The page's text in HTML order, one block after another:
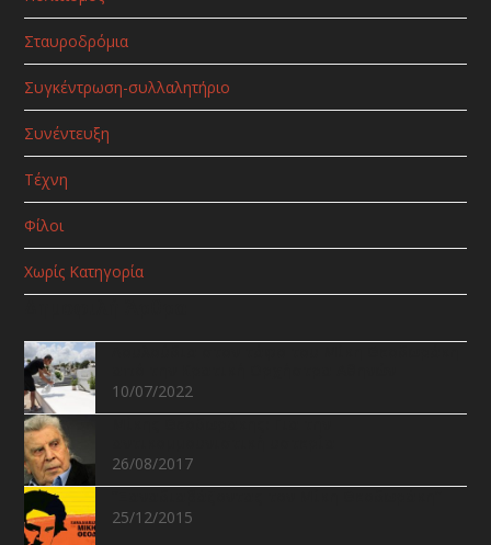
Σταυροδρόμια
Συγκέντρωση-συλλαλητήριο
Συνέντευξη
Τέχνη
Φίλοι
Χωρίς Κατηγορία
10/07/2022
26/08/2017
25/12/2015